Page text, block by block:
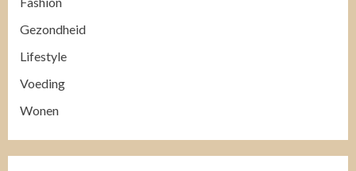
Gezondheid
Lifestyle
Voeding
Wonen